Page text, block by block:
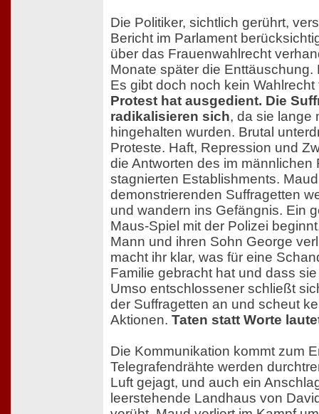
Die Politiker, sichtlich gerührt,
Bericht im Parlament
über das Frauenwahlrecht
Monate später die Enttäuschung.
Es gibt doch noch kein
Protest hat ausgedient. Die
radikalisieren sich, da sie lange
hingehalten wurden. Brutal
Proteste. Haft, Repression und
die Antworten des im männlichen
stagnierten Establishments.
demonstrierenden Suffragetten
und wandern ins Gefängnis. Ein
Maus-Spiel mit der Polizei
Mann und ihren Sohn George
macht ihr klar, was für eine
Familie gebracht hat und dass
Umso entschlossener schließt
der Suffragetten an und scheut
Aktionen. Taten statt Worte
Die Kommunikation kommt zum
Telegrafendrähte werden
Luft gejagt, und auch ein
leerstehende Landhaus von